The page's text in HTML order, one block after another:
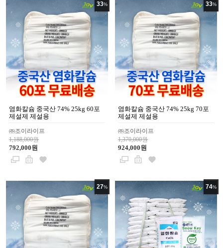
33%
염화칼슘 중국산 74% 25kg 60포
제설제 제설용
㈜조이라이프
1,188,000원
792,000원
33%
염화칼슘 중국산 74% 25kg 70포
제설제 제설용
㈜조이라이프
1,370,000원
924,000원
27% 74%